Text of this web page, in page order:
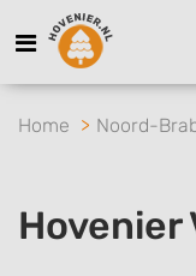
Home Noord-
Hovenier